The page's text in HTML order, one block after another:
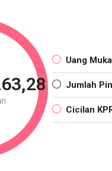
Uang Muka
Jumlah
Cicilan